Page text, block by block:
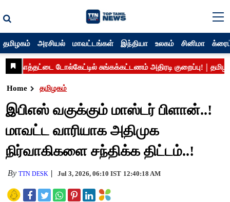
தமிழகம் அரசியல் மாவட்டங்கள் இந்தியா உலகம் சினிமா
Home தமிழகம்
இபிஎஸ் வகுக்கும் மாஸ்டர் பிளான்..!
மாவட்ட வாரியாக அதிமுக
நிர்வாகிகளை சந்திக்க திட்டம்..!
ByTTN DESK Jul 3, 2026, 06:10 IST 12:40:18 AM